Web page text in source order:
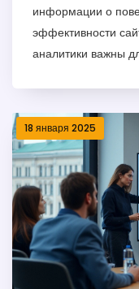
информации о
эффективности
аналитики важны
более
предпросмотр
и повысить
18 января 2025